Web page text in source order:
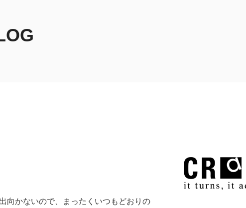
向かないので、まったくいつもどおりの